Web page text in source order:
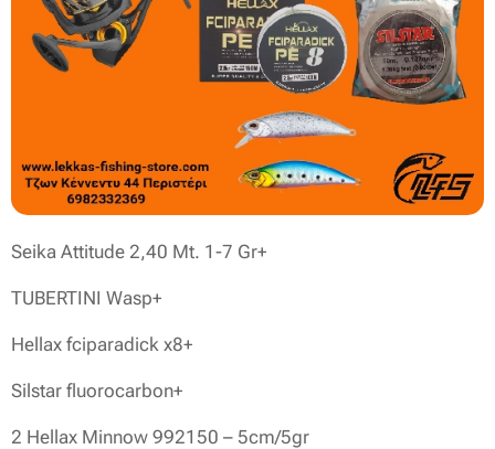
Seika Attitude 2,40 Mt. 1-7 Gr+
TUBERTINI Wasp+
Hellax fciparadick x8+
Silstar fluorocarbon+
2 Hellax Minnow 992150 – 5cm/5gr